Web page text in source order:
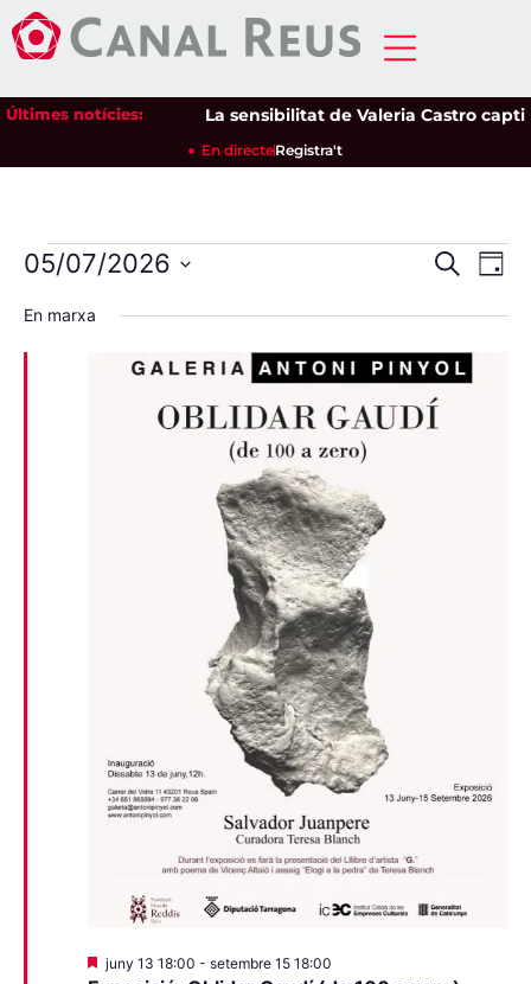
Últimes notícies: La sensibilitat de Valeria Castro
En directeRegistra't
i
cerca
CercaDia
05/07/2026
una
data.
En marxa
Destacats
juny 13 18:00 - setembre 15 18:00